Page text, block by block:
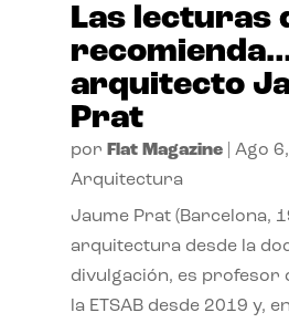
Las lecturas
arquitecto
Prat
por Flat Magazine| Ago
Arquitectura
Jaume Prat (Barcelona,
arquitectura desde la
divulgación, es profesor
la ETSAB desde 2019 y,